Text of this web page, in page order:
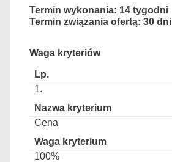
Termin wykonania: 14 tygodni
Termin związania ofertą: 30 dni
Waga kryteriów
1.
Cena
100%